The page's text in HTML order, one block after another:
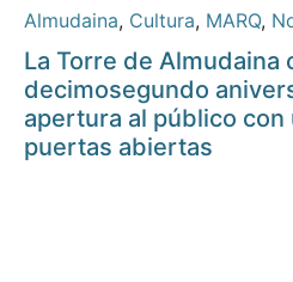
Almudaina, Cultura, MARQ,
La Torre de Almudaina
decimosegundo
apertura al público con
puertas abiertas